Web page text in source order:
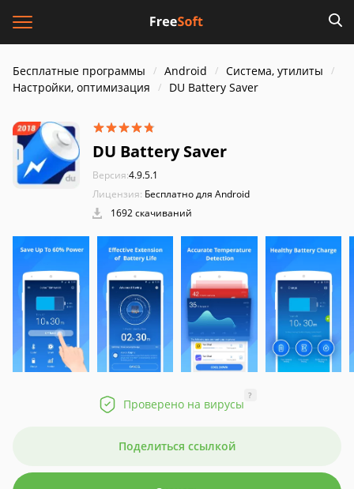
Бесплатные программы Android
Система, утилиты
Настройки, оптимизация
DU Battery Saver
DU Battery Saver
Версия:4.9.5.1
Лицензия: Бесплатно для Android
1692 скачиваний
Проверено на вирусы
?
Поделиться ссылкой